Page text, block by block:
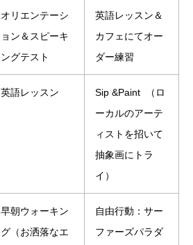
オリエンテーシ
ョン＆スピーキ
ングテスト
英語レッスン＆
カフェにてオー
ダー練習
英語レッスン
Sip &Paint （ロ
ーカルのアーテ
ィストを招いて
抽象画にトラ
イ）
早朝ウォーキン
グ（お洒落なエ
自由行動：サー
ファーズパラダ